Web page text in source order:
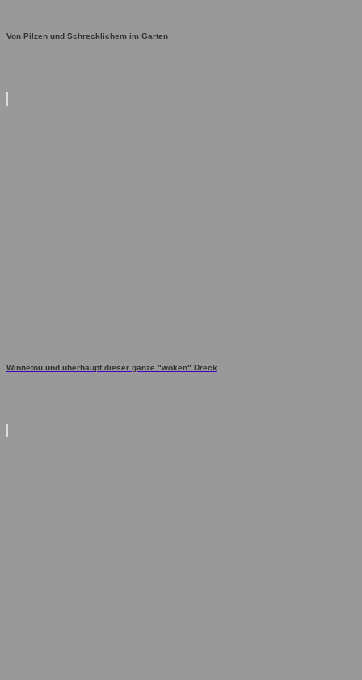
Von Pilzen und Schrecklichem im Garten
Winnetou und überhaupt dieser ganze "woken" Dreck